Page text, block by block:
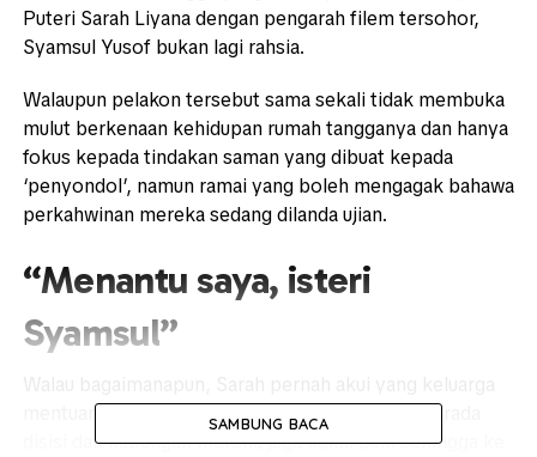
Puteri Sarah Liyana dengan pengarah filem tersohor,
Syamsul Yusof bukan lagi rahsia.
Walaupun pelakon tersebut sama sekali tidak membuka
mulut berkenaan kehidupan rumah tangganya dan hanya
fokus kepada tindakan saman yang dibuat kepada
‘penyondol’, namun ramai yang boleh mengagak bahawa
perkahwinan mereka sedang dilanda ujian.
“Menantu saya, isteri
Syamsul”
mentuanya sangat menyokong serta sentiasa berada
disisi dan hubungan mereka juga kekal baik sehingga ke
SAMBUNG BACA